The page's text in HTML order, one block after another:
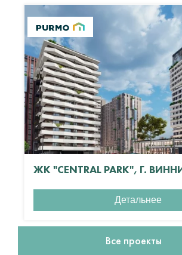
ЖК "CENTRAL PARK", Г.
Детальнее
Все проекты